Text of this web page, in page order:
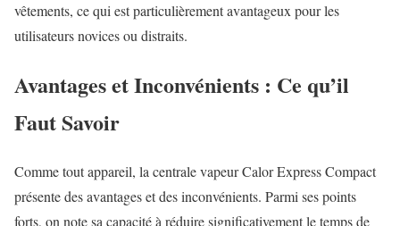
vêtements, ce qui est particulièrement avantageux pour les
utilisateurs novices ou distraits.
Avantages et Inconvénients : Ce qu’il
Faut Savoir
Comme tout appareil, la centrale vapeur Calor Express Compact
présente des avantages et des inconvénients. Parmi ses points
forts, on note sa capacité à réduire significativement le temps de